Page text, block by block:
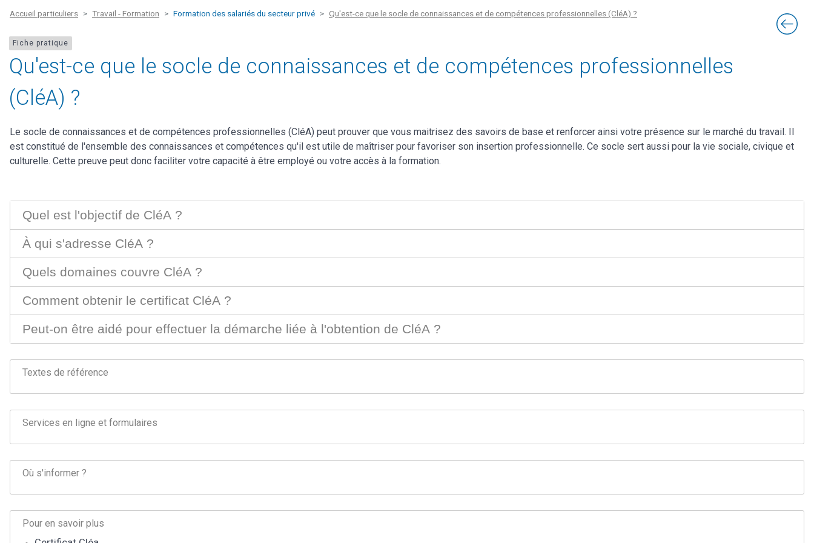
Accueil particuliers Travail - Formation Formation des salariés du secteur privé Qu'est-ce que le socle de connaissances et de compétences professionnelles (CléA) ?
Fiche pratique
Qu'est-ce que le socle de connaissances et de compétences professionnelles
(CléA) ?
Le socle de connaissances et de compétences professionnelles (CléA) peut prouver que vous maitrisez des savoirs de base et renforcer ainsi votre présence sur le marché du travail. Il
est constitué de l'ensemble des connaissances et compétences qu'il est utile de maîtriser pour favoriser son insertion professionnelle. Ce socle sert aussi pour la vie sociale, civique et
culturelle. Cette preuve peut donc faciliter votre capacité à être employé ou votre accès à la formation.
Quel est l'objectif de CléA ?
À qui s'adresse CléA ?
Quels domaines couvre CléA ?
Comment obtenir le certificat CléA ?
Peut-on être aidé pour effectuer la démarche liée à l'obtention de CléA ?
Textes de référence
Services en ligne et formulaires
Où s'informer ?
Pour en savoir plus